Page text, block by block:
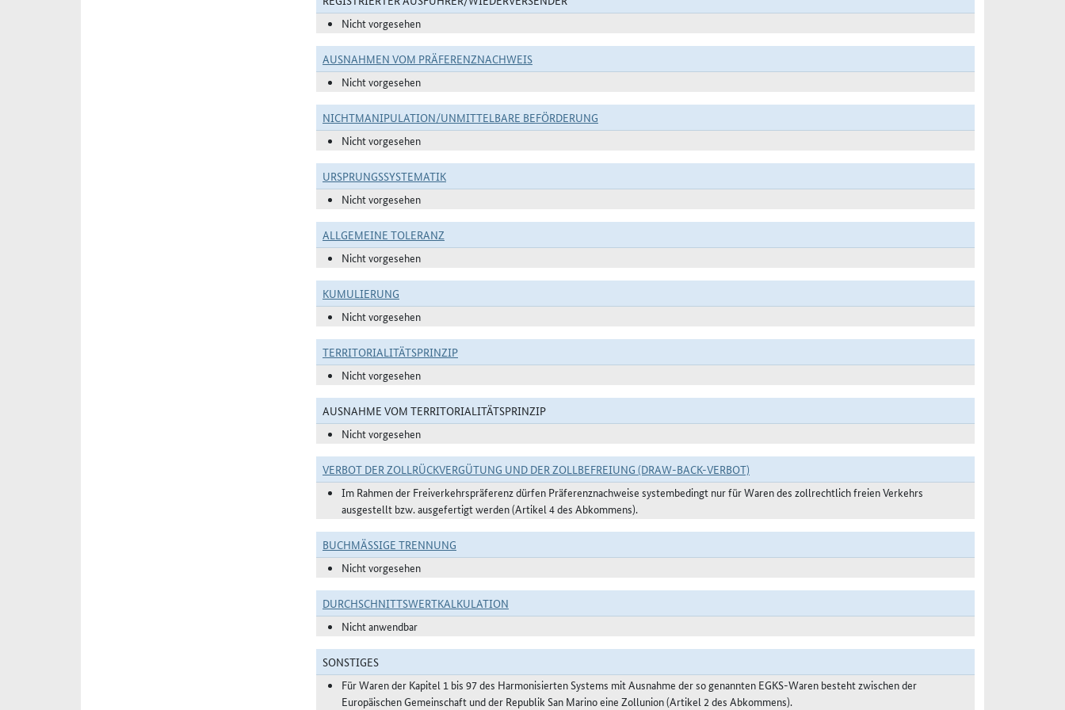
Nicht vorgesehen
AUSNAHMEN VOM PRÄFERENZNACHWEIS
Nicht vorgesehen
NICHTMANIPULATION/UNMITTELBARE BEFÖRDERUNG
Nicht vorgesehen
URSPRUNGSSYSTEMATIK
Nicht vorgesehen
ALLGEMEINE TOLERANZ
Nicht vorgesehen
KUMULIERUNG
Nicht vorgesehen
TERRITORIALITÄTSPRINZIP
Nicht vorgesehen
AUSNAHME VOM TERRITORIALITÄTSPRINZIP
Nicht vorgesehen
VERBOT DER ZOLLRÜCKVERGÜTUNG UND DER ZOLLBEFREIUNG (DRAW-BACK-VERBOT)
Im Rahmen der Freiverkehrspräferenz dürfen Präferenznachweise systembedingt nur für Waren des zollrechtlich freien Verkehrs
ausgestellt bzw. ausgefertigt werden (Artikel 4 des Abkommens).
BUCHMÄSSIGE TRENNUNG
Nicht vorgesehen
DURCHSCHNITTSWERTKALKULATION
Nicht anwendbar
SONSTIGES
Für Waren der Kapitel 1 bis 97 des Harmonisierten Systems mit Ausnahme der so genannten EGKS-Waren besteht zwischen der
Europäischen Gemeinschaft und der Republik San Marino eine Zollunion (Artikel 2 des Abkommens).